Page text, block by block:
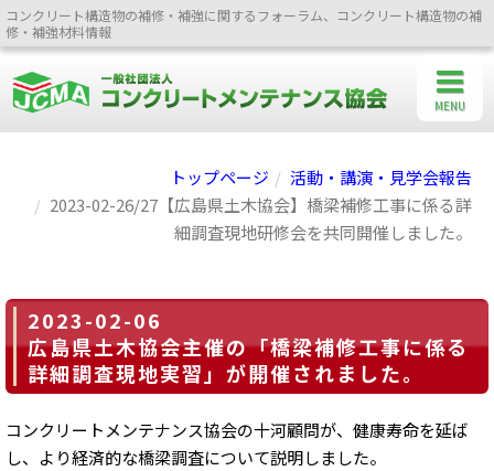
コンクリート構造物の補修・補強に関するフォーラム、コンクリート構造物の補
修・補強材料情報
トップページ
活動・講演・見学会報告
2023-02-26/27【広島県土木協会】橋梁補修工事に係る詳
細調査現地研修会を共同開催しました。
2023-02-06
広島県土木協会主催の「橋梁補修工事に係る
詳細調査現地実習」が開催されました。
コンクリートメンテナンス協会の十河顧問が、健康寿命を延ば
し、より経済的な橋梁調査について説明しました。
MENU